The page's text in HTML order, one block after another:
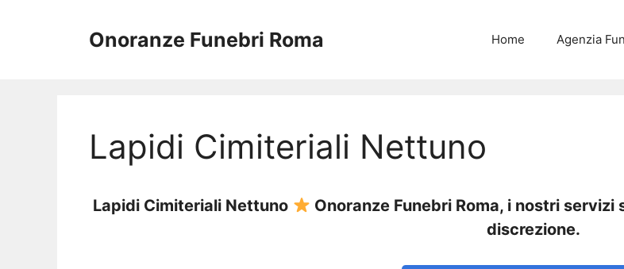
Onoranze Funebri Roma Home Agenzia
Lapidi Cimiteriali Nettuno
Lapidi Cimiteriali Nettuno
Onoranze Funebri Roma, i nostri
discrezione.